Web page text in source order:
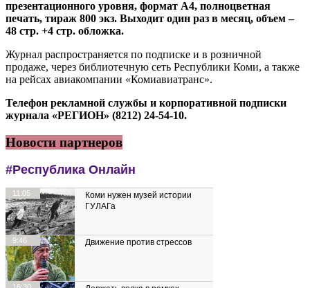
презентационного уровня, формат А4, полноцветная
печать, тираж 800 экз. Выходит один раз в месяц, объем –
48 стр. +4 стр. обложка.
Журнал распространяется по подписке и в розничной
продаже, через библиотечную сеть Республики Коми, а также
на рейсах авиакомпании «Комиавиатранс».
Телефон рекламной службы и корпоративной подписки
журнала «РЕГИОН» (8212) 24-54-10.
Новости партнеров